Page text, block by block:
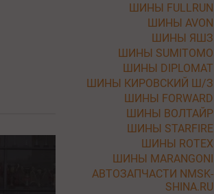
ШИНЫ FULLRUN
ШИНЫ AVON
ШИНЫ ЯШЗ
ШИНЫ SUMITOMO
ШИНЫ DIPLOMAT
ШИНЫ КИРОВСКИЙ Ш/З
ШИНЫ FORWARD
ШИНЫ ВОЛТАЙР
ШИНЫ STARFIRE
ШИНЫ ROTEX
ШИНЫ MARANGONI
АВТОЗАПЧАСТИ NMSK-
SHINA.RU